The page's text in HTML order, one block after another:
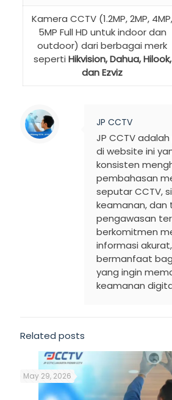
Kamera CCTV (1.2MP, 2MP, 4MP,
5MP Full HD untuk indoor dan
outdoor) dari berbagai merk
seperti Hikvision, Dahua, Hilook,
dan Ezviz
JP CCTV
JP CCTV
di website ini
konsisten
pembahasan
seputar CCTV,
keamanan, dan
pengawasan
berkomitmen
informasi
bermanfaat
yang ingin
keamanan
Related posts
May 29, 2026